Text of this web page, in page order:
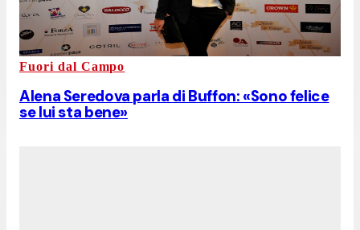
Fuori dal Campo
Alena Seredova parla di Buffon: «Sono felice
se lui sta bene»